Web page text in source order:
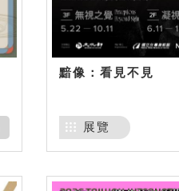
黯像：看見不見
展覽